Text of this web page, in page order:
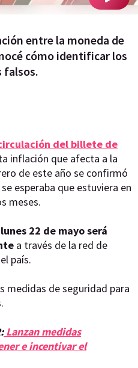
entre la moneda de
cómo identificar los
falsos.
del billete de
inflación que afecta a la
de este año se confirmó
esperaba que estuviera en
meses.
22 de mayo será
a través de la red de
país.
medidas de seguridad para
Lanzan medidas
e incentivar el